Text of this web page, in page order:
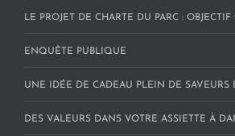
LE PROJET DE CHARTE DU PARC : OBJECTIF
ENQUÊTE PUBLIQUE
UNE IDÉE DE CADEAU PLEIN DE SAVEURS
DES VALEURS DANS VOTRE ASSIETTE À